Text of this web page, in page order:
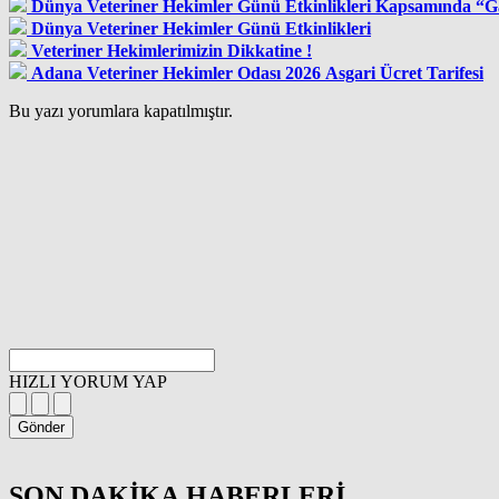
Dünya Veteriner Hekimler Günü Etkinlikleri Kapsamında
Dünya Veteriner Hekimler Günü Etkinlikleri
Veteriner Hekimlerimizin Dikkatine !
Adana Veteriner Hekimler Odası 2026 Asgari Ücret Tarifesi
Bu yazı yorumlara kapatılmıştır.
HIZLI YORUM YAP
Gönder